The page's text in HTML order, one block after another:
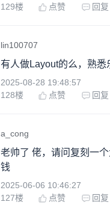
129楼 点赞 回复
lin100707
有人做Layout的么，熟悉
2025-08-28 19:48:57
128楼 点赞 回复
a_cong
老帅了 佬，请问复刻一
钱
2025-06-06 10:46:27
127楼 点赞 回复